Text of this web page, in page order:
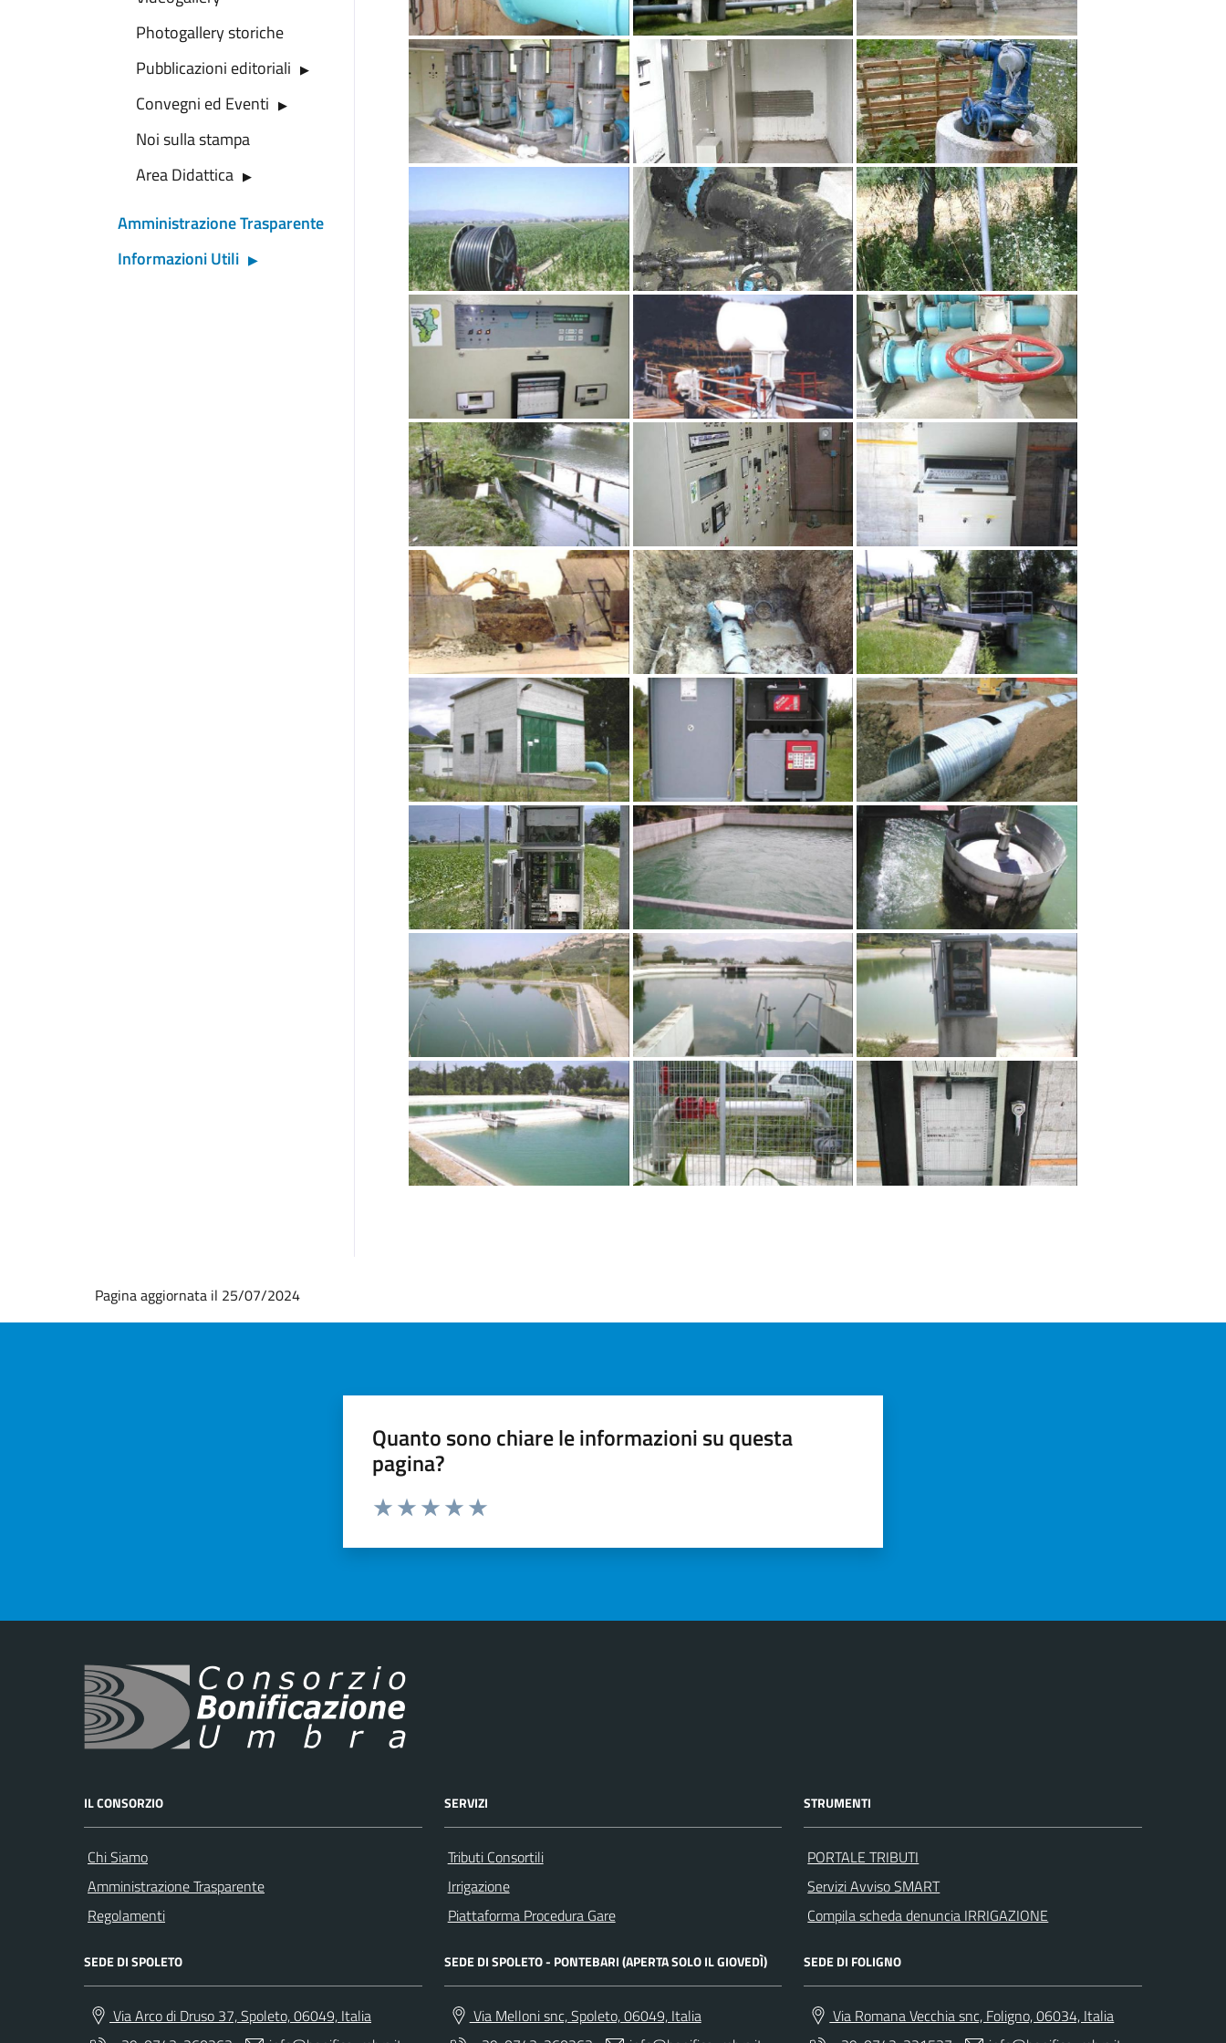
Photogallery storiche
Pubblicazioni editoriali
Convegni ed Eventi
Noi sulla stampa
Area Didattica
Amministrazione Trasparente
Informazioni Utili
Pagina aggiornata il 25/07/2024
Quanto sono chiare le informazioni su questa
pagina?
IL CONSORZIO
Chi Siamo
Amministrazione Trasparente
Regolamenti
SEDE DI SPOLETO
Via Arco di Druso 37, Spoleto, 06049, Italia
SERVIZI
Tributi Consortili
Irrigazione
Piattaforma Procedura Gare
SEDE DI SPOLETO - PONTEBARI (APERTA SOLO IL GIOVEDÌ)
Via Melloni snc, Spoleto, 06049, Italia
STRUMENTI
PORTALE TRIBUTI
Servizi Avviso SMART
Compila scheda denuncia IRRIGAZIONE
SEDE DI FOLIGNO
Via Romana Vecchia snc, Foligno, 06034, Italia